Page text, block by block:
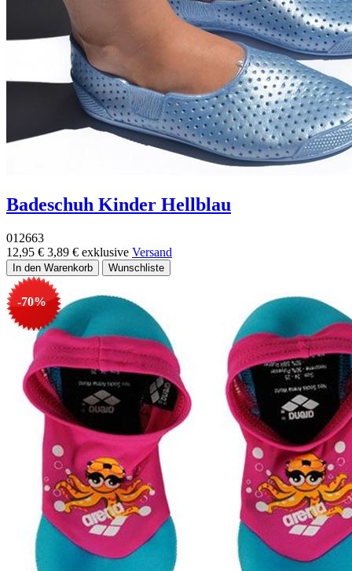
Badeschuh Kinder Hellblau
012663
12,95 € 3,89 € exklusive Versand
-70%